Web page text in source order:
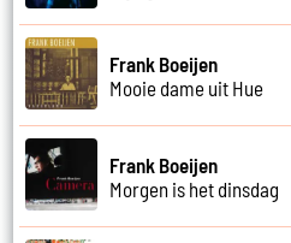
Frank Boeijen
Mooie dame uit Hue
Frank Boeijen
Morgen is het dinsdag